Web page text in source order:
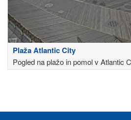
Plaža Atlantic City
Pogled na plažo in pomol v Atlantic